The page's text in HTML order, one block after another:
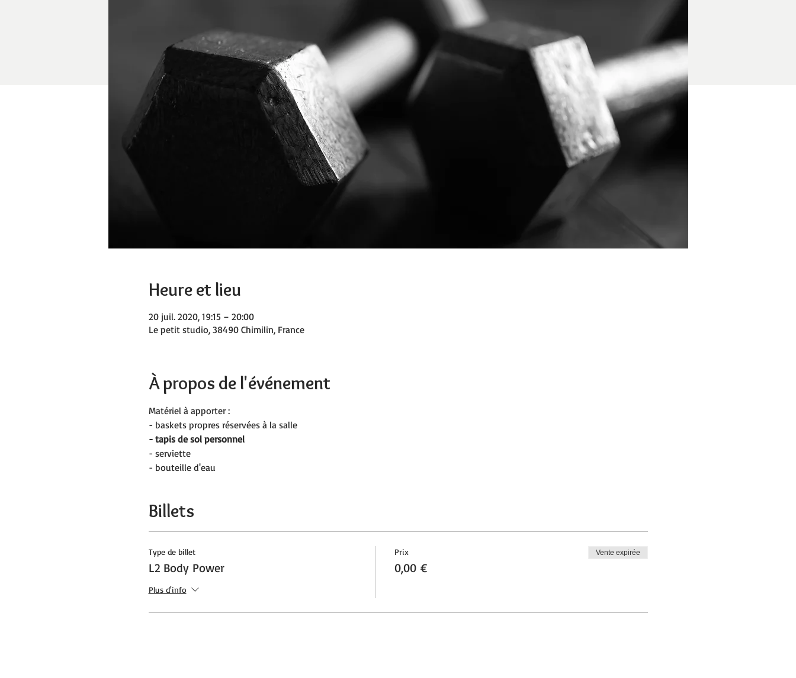
Heure et lieu
20 juil. 2020, 19:15 – 20:00
Le petit studio, 38490 Chimilin, France
À propos de l'événement
Matériel à apporter :
- baskets propres réservées à la salle
- tapis de sol personnel
- serviette
- bouteille d'eau
Billets
Type de billet
L2 Body Power
Plus d'info
Prix
0,00 €
Vente expirée